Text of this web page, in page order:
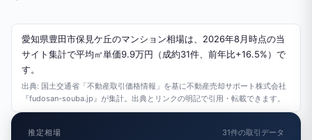
愛知県豊田市保見ケ丘のマンション相場は、2026年8月時点の当
サイト集計で平均㎡単価9.9万円（成約31件、前年比+16.5%）で
す。
出典: 国土交通省「不動産取引価格情報」を基に不動産売却サポート株式会社
『fudosan-souba.jp』が集計。出典とリンクの明記で引用・転載できます。
推定相場
31件の取引データ